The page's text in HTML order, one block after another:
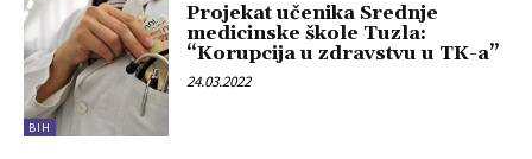
BIH
Projekat učenika Srednje
medicinske škole Tuzla:
“Korupcija u zdravstvu u TK-a”
24.03.2022